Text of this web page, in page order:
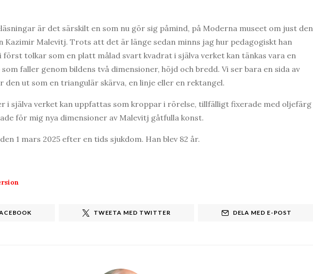
är det särskilt en som nu gör sig påmind, på Moderna museet om just den
Kazimir Malevitj. Trots att det är länge sedan minns jag hur pedagogiskt han
tolkar som en platt målad svart kvadrat i själva verket kan tänkas vara en
faller genom bildens två dimensioner, höjd och bredd. Vi ser bara en sida av
den ut som en triangulär skärva, en linje eller en rektangel.
i själva verket kan uppfattas som kroppar i rörelse, tillfälligt fixerade med oljefärg
för mig nya dimensioner av Malevitj gåtfulla konst.
1 mars 2025 efter en tids sjukdom. Han blev 82 år.
TWEETA MED TWITTER DELA MED E-POST